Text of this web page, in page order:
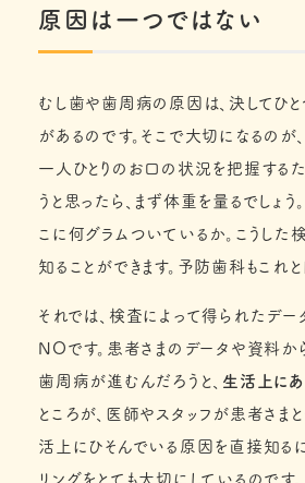
原因は一つではない
むし歯や歯周病の原因は、決してひ
があるのです。そこで大切になるのが
一人ひとりのお口の状況を把握するた
うと思ったら、まず体重を量るでしょ
こに何グラムついているか。こうし
知ることができます。予防歯科もこれと
それでは、検査によって得られたデ
NOです。患者さまのデータや資料か
歯周病が進むんだろうと、 生活上に
ところが、医師やスタッフが患者さま
活上にひそんでいる原因を直接知る
リングをとても大切にしているのです。